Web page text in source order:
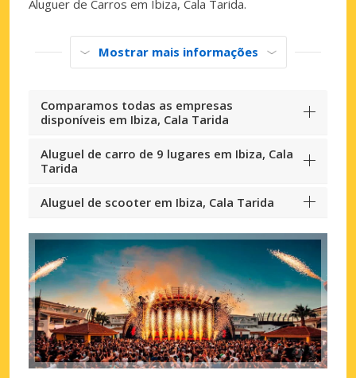
Aluguer de Carros em Ibiza, Cala Tarida.
Mostrar mais informações
Comparamos todas as empresas
disponíveis em Ibiza, Cala Tarida
Aluguel de carro de 9 lugares em Ibiza, Cala
Tarida
Aluguel de scooter em Ibiza, Cala Tarida